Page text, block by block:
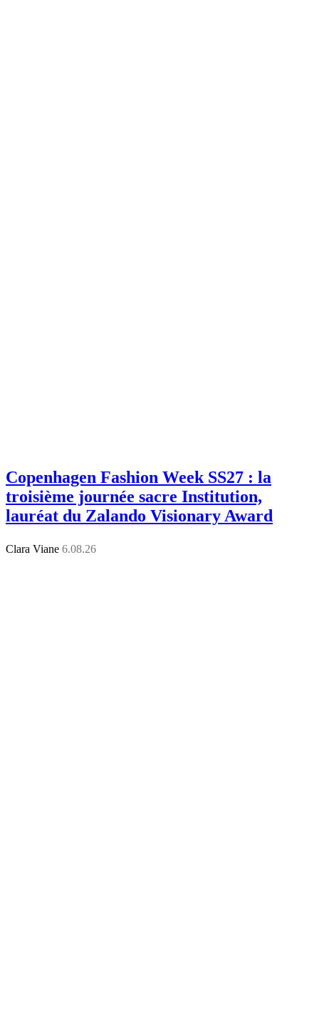
Copenhagen Fashion Week SS27 : la
troisième journée sacre Institution,
lauréat du Zalando Visionary Award
Clara Viane 6.08.26